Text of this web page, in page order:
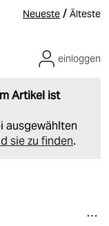
Neueste / Älteste
Artikel ist
ausgewählten
sie zu finden.
einloggen